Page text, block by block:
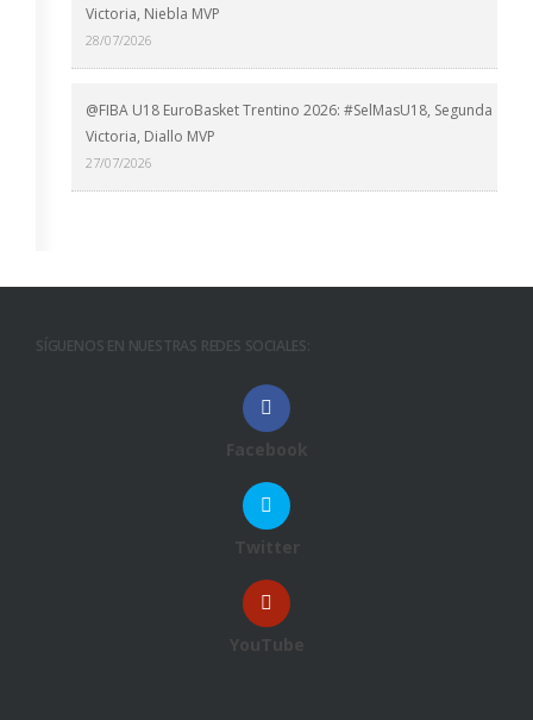
Victoria, Niebla MVP
28/07/2026
@FIBA U18 EuroBasket Trentino 2026: #SelMasU18, Segunda
Victoria, Diallo MVP
27/07/2026
SÍGUENOS EN NUESTRAS REDES SOCIALES:
Facebook
Twitter
YouTube